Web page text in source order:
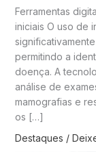
Ferramentas
iniciais O uso de
permitindo a
doença. A
análise de
mamografias e
os […]
Destaques /